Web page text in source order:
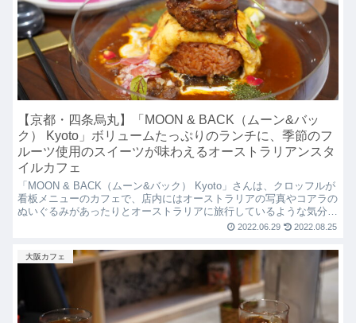
【京都・四条烏丸】「MOON & BACK（ムーン&バッ
ク） Kyoto」ボリュームたっぷりのランチに、季節のフ
ルーツ使用のスイーツが味わえるオーストラリアンスタ
イルカフェ
「MOON & BACK（ムーン&バック） Kyoto」さんは、クロッフルが
看板メニューのカフェで、店内にはオーストラリアの写真やコアラの
ぬいぐるみがあったりとオーストラリアに旅行しているような気分に
なります！ランチタイムにはオムライスやパスタなどメインにミニサ
2022.06.29 2022.08.25
大阪カフェ